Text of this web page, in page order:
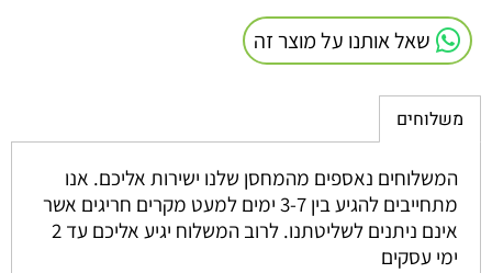
שאל אותנו על מוצר זה
משלוחים
המשלוחים נאספים מהמחסן שלנו ישירות אליכם. אנו
מתחייבים להגיע בין 3-7 ימים למעט מקרים חריגים אשר
אינם ניתנים לשליטתנו. לרוב המשלוח יגיע אליכם עד 2
ימי עסקים